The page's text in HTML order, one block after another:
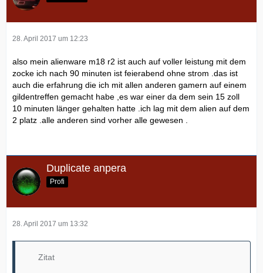
28. April 2017 um 12:23
also mein alienware m18 r2 ist auch auf voller leistung mit dem
zocke ich nach 90 minuten ist feierabend ohne strom .das ist
auch die erfahrung die ich mit allen anderen gamern auf einem
gildentreffen gemacht habe ,es war einer da dem sein 15 zoll
10 minuten länger gehalten hatte .ich lag mit dem alien auf dem
2 platz .alle anderen sind vorher alle gewesen .
Duplicate anpera
Profi
28. April 2017 um 13:32
Zitat